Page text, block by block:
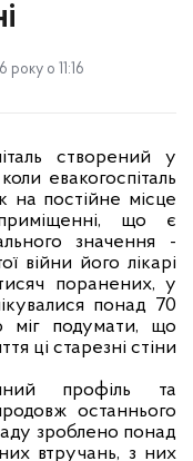
о 11:16
створений у
евакогоспіталь
на постійне місце
що є
значення -
війни його лікарі
поранених, у
понад 70
міг подумати, що
ці старезні стіни
профіль та
останнього
зроблено понад
втручань, з них